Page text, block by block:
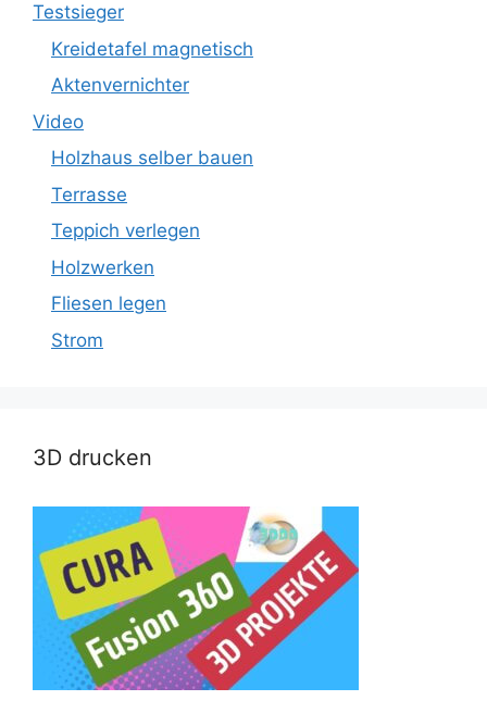
Testsieger
Kreidetafel magnetisch
Aktenvernichter
Video
Holzhaus selber bauen
Terrasse
Teppich verlegen
Holzwerken
Fliesen legen
Strom
3D drucken